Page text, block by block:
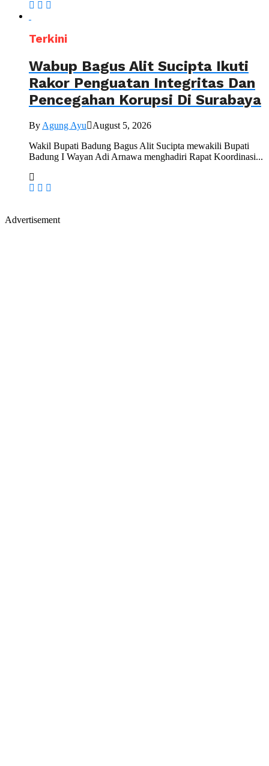
Terkini
Wabup Bagus Alit Sucipta Ikuti
Rakor Penguatan Integritas Dan
Pencegahan Korupsi Di Surabaya
By Agung Ayu
August 5, 2026
Wakil Bupati Badung Bagus Alit Sucipta mewakili Bupati
Badung I Wayan Adi Arnawa menghadiri Rapat Koordinasi...
Advertisement